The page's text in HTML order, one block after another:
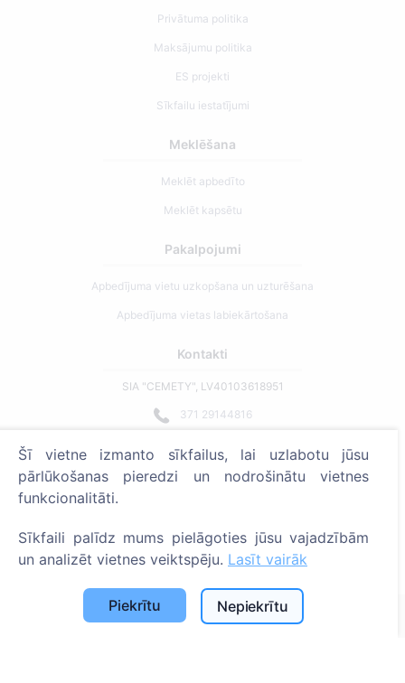
Privātuma politika
Maksājumu politika
ES projekti
Sīkfailu iestatījumi
Meklēšana
Meklēt apbedīto
Meklēt kapsētu
Pakalpojumi
Apbedījuma vietu uzkopšana un uzturēšana
Apbedījuma vietas labiekārtošana
Kontakti
SIA "CEMETY", LV40103618951
371 29144816
Strādājam visā Latvijā!
Administratoriem
© 2013 - 2026 Cemety Visas tiesības aizsargātas
Privātuma politika un noteikumi.
Šī vietne izmanto sīkfailus, lai uzlabotu jūsu
pārlūkošanas pieredzi un nodrošinātu vietnes
funkcionalitāti.
Sīkfaili palīdz mums pielāgoties jūsu vajadzībām
un analizēt vietnes veiktspēju. Lasīt vairāk
Piekrītu Nepiekrītu